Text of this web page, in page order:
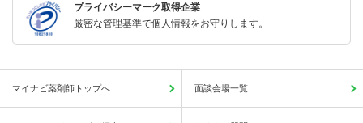
プライバシーマーク取得企業
厳密な管理基準で個人情報をお守りします。
マイナビ薬剤師トップへ 面談会場一覧